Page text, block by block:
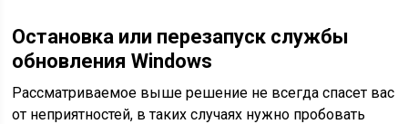
Остановка или перезапуск службы
обновления Windows
Рассматриваемое выше решение не всегда спасет вас
от неприятностей, в таких случаях нужно пробовать